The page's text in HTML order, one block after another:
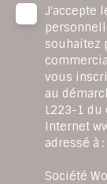
J'accepte
souhaitez
vous
au
L223-1
Internet
adressé à :
Société